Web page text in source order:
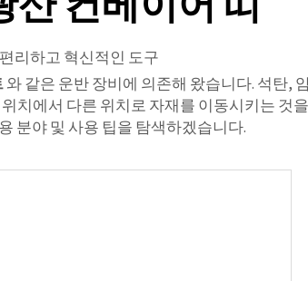
리하고 혁신적인 도구
와 같은 운반 장비에 의존해 왔습니다. 석탄,
치에서 다른 위치로 자재를 이동시키는 것
분야 및 사용 팁을 탐색하겠습니다.